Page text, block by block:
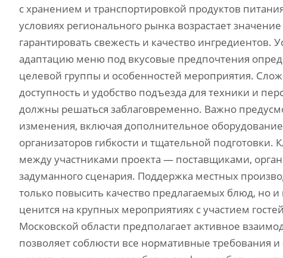
с хранением и транспортировкой продуктов
условиях регионального рынка возрастает
гарантировать свежесть и качество
адаптацию меню под вкусовые предпочтения
целевой группы и особенностей мероприятия.
доступность и удобство подъезда для техники и
должны решаться заблаговременно. Важно
изменения, включая дополнительное
организаторов гибкости и тщательной
между участниками проекта — поставщиками,
задуманного сценария. Поддержка местных
только повысить качество предлагаемых блюд, но
ценится на крупных мероприятиях с участием
Московской области предполагает активное
позволяет соблюсти все нормативные требования